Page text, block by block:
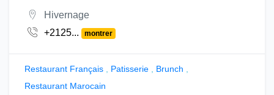
Hivernage
+2125...
montrer
Restaurant Français Patisserie Brunch
Restaurant Marocain